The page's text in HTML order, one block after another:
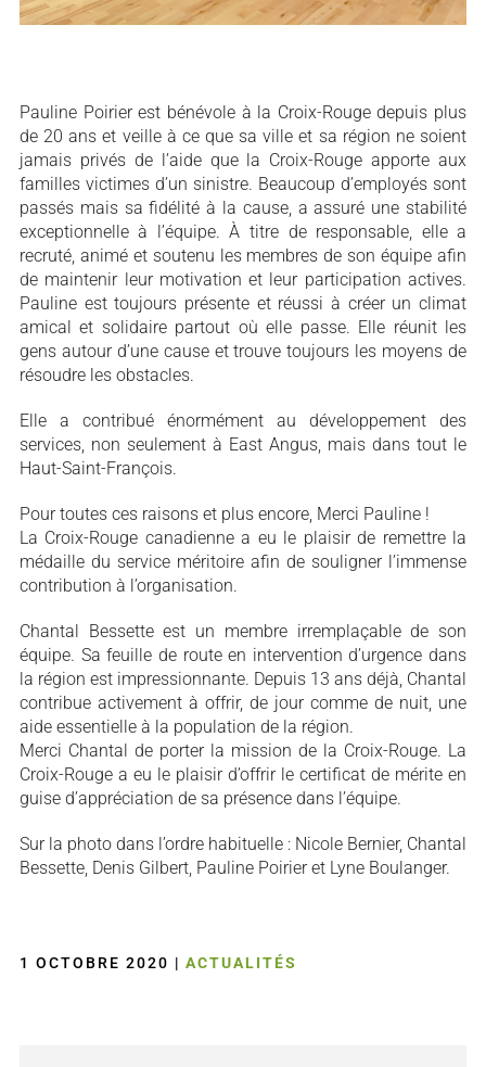
Pauline Poirier est bénévole à la Croix-Rouge depuis plus
de 20 ans et veille à ce que sa ville et sa région ne soient
jamais privés de l’aide que la Croix-Rouge apporte aux
familles victimes d’un sinistre. Beaucoup d’employés sont
passés mais sa fidélité à la cause, a assuré une stabilité
exceptionnelle à l’équipe. À titre de responsable, elle a
recruté, animé et soutenu les membres de son équipe afin
de maintenir leur motivation et leur participation actives.
Pauline est toujours présente et réussi à créer un climat
amical et solidaire partout où elle passe. Elle réunit les
gens autour d’une cause et trouve toujours les moyens de
résoudre les obstacles.
Elle a contribué énormément au développement des
services, non seulement à East Angus, mais dans tout le
Haut-Saint-François.
Pour toutes ces raisons et plus encore, Merci Pauline !
La Croix-Rouge canadienne a eu le plaisir de remettre la
médaille du service méritoire afin de souligner l’immense
contribution à l’organisation.
Chantal Bessette est un membre irremplaçable de son
équipe. Sa feuille de route en intervention d’urgence dans
la région est impressionnante. Depuis 13 ans déjà, Chantal
contribue activement à offrir, de jour comme de nuit, une
aide essentielle à la population de la région.
Merci Chantal de porter la mission de la Croix-Rouge. La
Croix-Rouge a eu le plaisir d’offrir le certificat de mérite en
guise d’appréciation de sa présence dans l’équipe.
Sur la photo dans l’ordre habituelle : Nicole Bernier, Chantal
Bessette, Denis Gilbert, Pauline Poirier et Lyne Boulanger.
1 OCTOBRE 2020 | ACTUALITÉS